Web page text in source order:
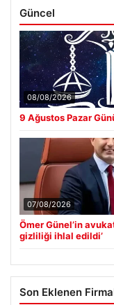
Güncel
08/08/2026
9 Ağustos Pazar
07/08/2026
Ömer Günel’in
gizliliği ihlal edildi’
Son Eklenen